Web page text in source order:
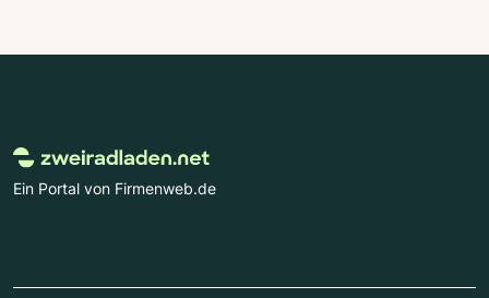
Ein Portal von Firmenweb.de